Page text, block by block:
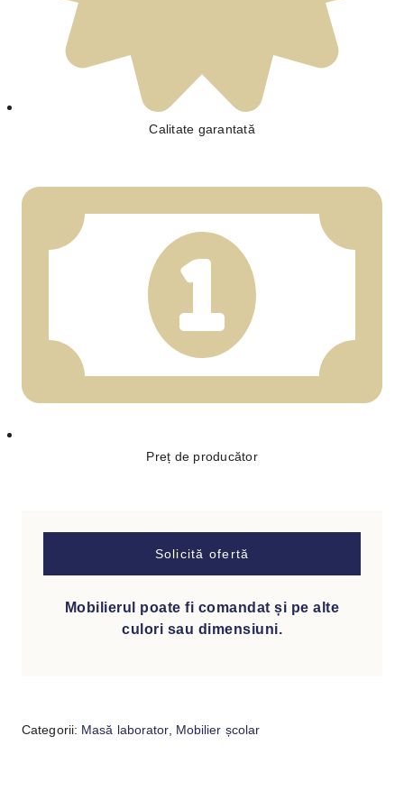
Calitate garantată
Preț de producător
Solicită ofertă
Mobilierul poate fi comandat și pe alte
culori sau dimensiuni.
Categorii: Masă laborator, Mobilier școlar